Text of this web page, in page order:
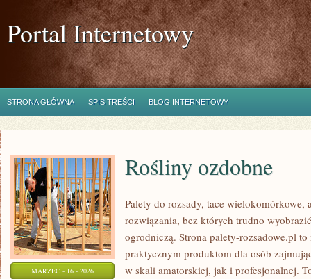
Portal Internetowy
STRONA GŁÓWNA SPIS TREŚCI BLOG INTERNETOWY
MARZEC - 16 - 2026
Rośliny ozdobne
Palety do rozsady, tace wielokomórkowe,
rozwiązania, bez których trudno
ogrodniczą. Strona palety-rozsadowe.pl
praktycznym produktom dla osób
w skali amatorskiej, jak i profesjonalnej.